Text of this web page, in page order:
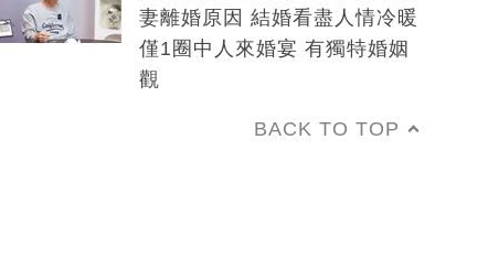
妻離婚原因 結婚看盡人情冷暖
僅1圈中人來婚宴 有獨特婚姻
觀
BACK TO TOP